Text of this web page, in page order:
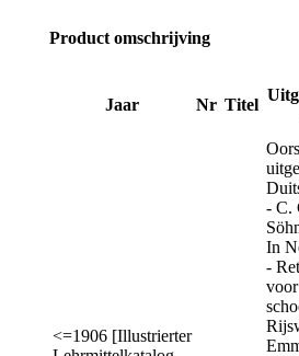
Product omschrijving
Jaar Nr Titel
<=1906 [Illustrierter
- C.
In
-
voor